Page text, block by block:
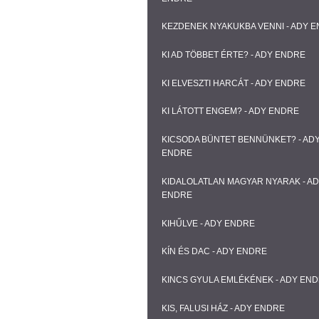
KEZDENEK NYAKUKBA VENNI - ADY
KI AD TÖBBET ÉRTE? - ADY ENDRE
KI ELVESZTI HARCÁT - ADY ENDRE
KI LÁTOTT ENGEM? - ADY ENDRE
KICSODA BÜNTET BENNÜNKET? -
ENDRE
KIDALOLATLAN MAGYAR NYARAK -
ENDRE
KIHŰLVE - ADY ENDRE
KÍN ÉS DAC - ADY ENDRE
KINCS GYULA EMLÉKÉNEK - ADY
KIS, FALUSI HÁZ - ADY ENDRE